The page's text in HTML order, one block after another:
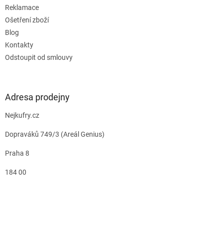
Reklamace
Ošetření zboží
Blog
Kontakty
Odstoupit od smlouvy
Adresa prodejny
Nejkufry.cz
Dopraváků 749/3 (Areál Genius)
Praha 8
184 00